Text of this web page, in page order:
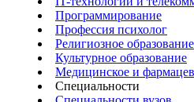
Программирование
Профессия психолог
Религиозное образование
Культурное образование
Медицинское и
Специальности